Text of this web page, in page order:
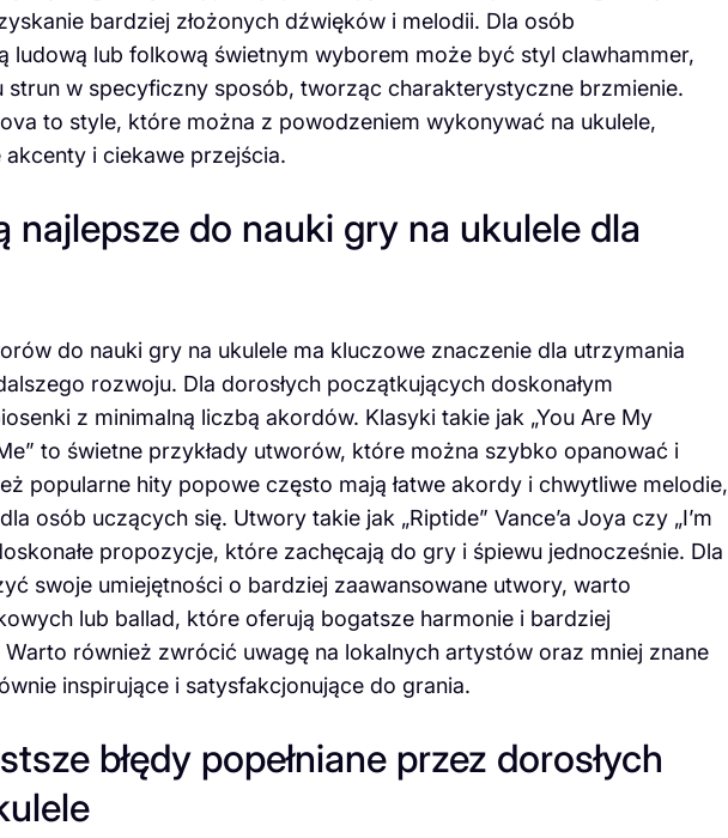
bardziej złożonych dźwięków i melodii. Dla osób
ludową lub folkową świetnym wyborem może być styl clawhammer,
strun w specyficzny sposób, tworząc charakterystyczne brzmienie.
to style, które można z powodzeniem wykonywać na ukulele,
i ciekawe przejścia.
najlepsze do nauki gry na ukulele dla
do nauki gry na ukulele ma kluczowe znaczenie dla utrzymania
rozwoju. Dla dorosłych początkujących doskonałym
z minimalną liczbą akordów. Klasyki takie jak „You Are My
to świetne przykłady utworów, które można szybko opanować i
popularne hity popowe często mają łatwe akordy i chwytliwe melodie,
osób uczących się. Utwory takie jak „Riptide” Vance’a Joya czy „I’m
propozycje, które zachęcają do gry i śpiewu jednocześnie. Dla
swoje umiejętności o bardziej zaawansowane utwory, warto
lub ballad, które oferują bogatsze harmonie i bardziej
również zwrócić uwagę na lokalnych artystów oraz mniej znane
inspirujące i satysfakcjonujące do grania.
błędy popełniane przez dorosłych